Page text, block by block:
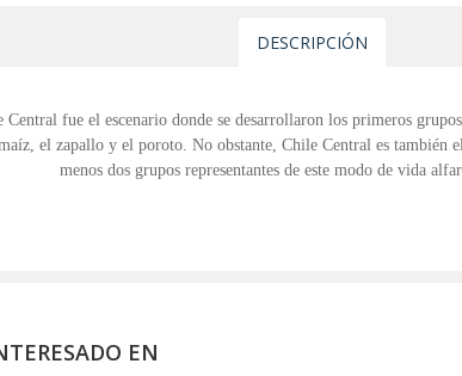
DESCRIPCIÓN
fue el escenario donde se desarrollaron los primeros
el zapallo y el poroto. No obstante, Chile Central es también
menos dos grupos representantes de este modo de vida
EN